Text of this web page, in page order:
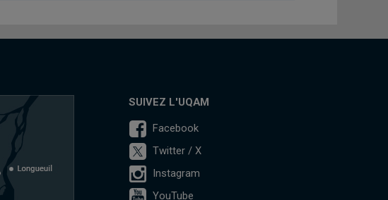
SUIVEZ L'UQAM
Facebook
Twitter / X
Instagram
YouTube